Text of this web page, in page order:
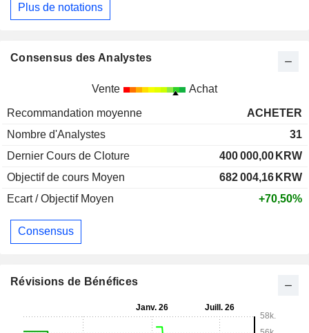
Plus de notations
Consensus des Analystes
Vente Achat
Recommandation moyenne
ACHETER
Nombre d'Analystes
31
Dernier Cours de Cloture
400 000,00 KRW
Objectif de cours Moyen
682 004,16 KRW
Ecart / Objectif Moyen
+70,50%
Consensus
Révisions de Bénéfices